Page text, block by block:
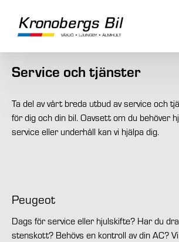
Service och tjänster
Ta del av vårt breda utbud av service och
för dig och din bil. Oavsett om du behöver
service eller underhåll kan vi hjälpa dig.
Peugeot
Dags för service eller hjulskifte? Har du
stenskott? Behövs en kontroll av din AC?